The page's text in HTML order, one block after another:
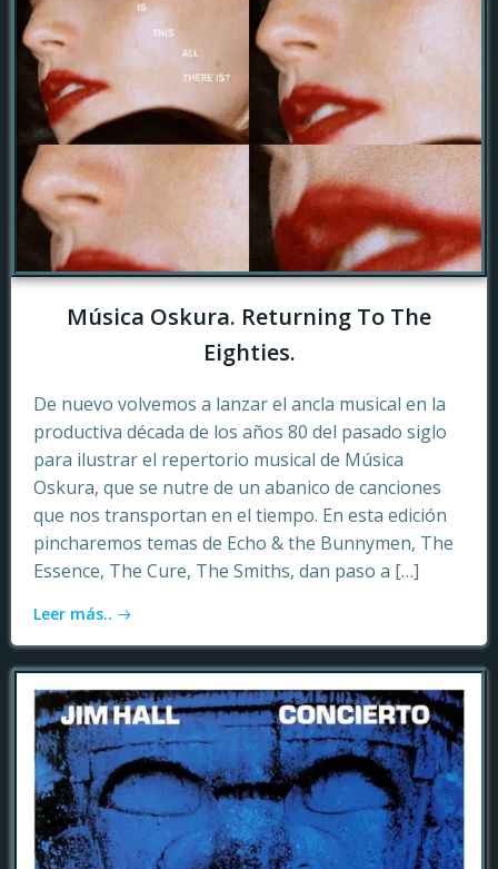
Música Oskura. Returning To The
Eighties.
De nuevo volvemos a lanzar el ancla musical en la
productiva década de los años 80 del pasado siglo
para ilustrar el repertorio musical de Música
Oskura, que se nutre de un abanico de canciones
que nos transportan en el tiempo. En esta edición
pincharemos temas de Echo & the Bunnymen, The
Essence, The Cure, The Smiths, dan paso a […]
Leer más..